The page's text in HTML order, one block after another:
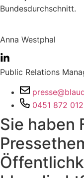
Bundesdurchschnitt.
Anna Westphal
Public Relations
0451 872
Sie haben